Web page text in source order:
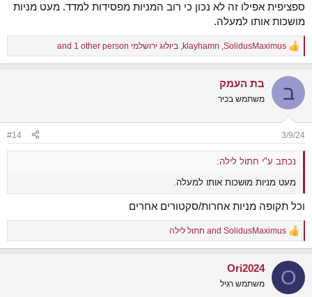
ספציפית אפילו זה לא נכון כי רוב המניות מפסידות למדד. מעט מניות
מושכות אותו למעלה.
R
e
c
i
s
:
SolidusMaximus
,
klayhamn
, ביולוג ירושלמי
ב בת העמק
משתמש בכיר
3/9/24
#14
נכתב ע"י חתול לילה:
מעט מניות מושכות אותו למעלה.
וכל תקופה מניות אחרות/סקטורים אחרים
R
e
c
i
SolidusMaximus חתול לילה
O
Ori2024
משתמש רגיל